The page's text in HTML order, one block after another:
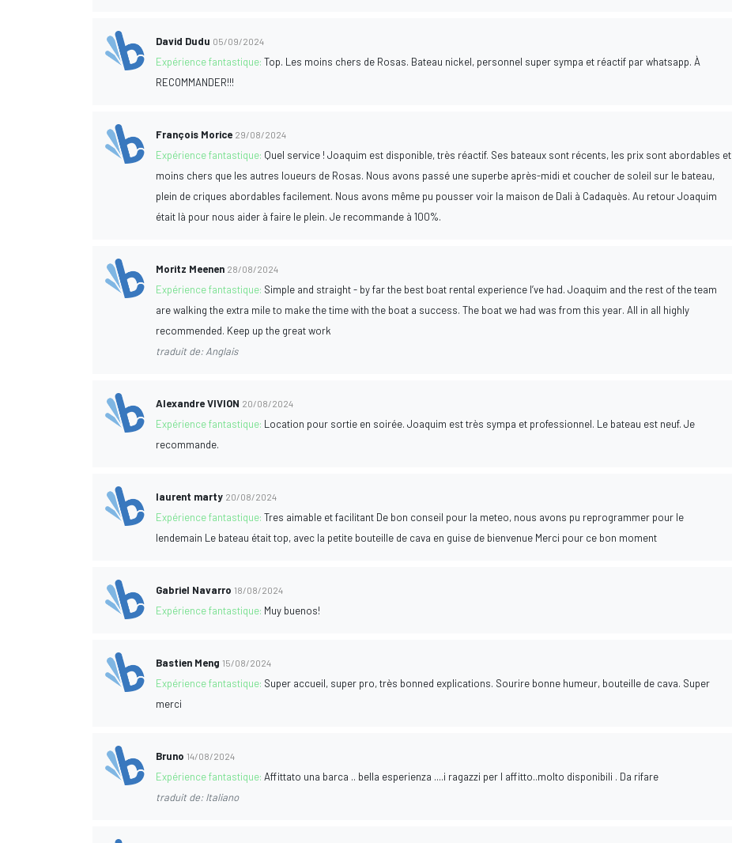
David Dudu 05/09/2024
Expérience fantastique:Top. Les moins chers de Rosas. Bateau nickel, personnel super sympa et réactif par whatsapp. À
RECOMMANDER!!!
François Morice 29/08/2024
Expérience fantastique: Quel service ! Joaquim est disponible, très réactif. Ses bateaux sont récents, les prix sont abordables et
moins chers que les autres loueurs de Rosas. Nous avons passé une superbe après-midi et coucher de soleil sur le bateau,
plein de criques abordables facilement. Nous avons même pu pousser voir la maison de Dali à Cadaquès. Au retour Joaquim
était là pour nous aider à faire le plein. Je recommande à 100%.
Moritz Meenen 28/08/2024
Expérience fantastique: Simple and straight - by far the best boat rental experience I’ve had. Joaquim and the rest of the team
are walking the extra mile to make the time with the boat a success. The boat we had was from this year. All in all highly
recommended. Keep up the great work
traduit de: Anglais
Alexandre VIVION 20/08/2024
Expérience fantastique: Location pour sortie en soirée. Joaquim est très sympa et professionnel. Le bateau est neuf. Je
recommande.
laurent marty 20/08/2024
Expérience fantastique:Tres aimable et facilitant De bon conseil pour la meteo, nous avons pu reprogrammer pour le
lendemain Le bateau était top, avec la petite bouteille de cava en guise de bienvenue Merci pour ce bon moment
Gabriel Navarro 18/08/2024
Expérience fantastique: Muy buenos!
Bastien Meng 15/08/2024
Expérience fantastique: Super accueil, super pro, très bonned explications. Sourire bonne humeur, bouteille de cava. Super
merci
Bruno 14/08/2024
Expérience fantastique:Affittato una barca .. bella esperienza ....i ragazzi per l affitto..molto disponibili . Da rifare
traduit de: Italiano